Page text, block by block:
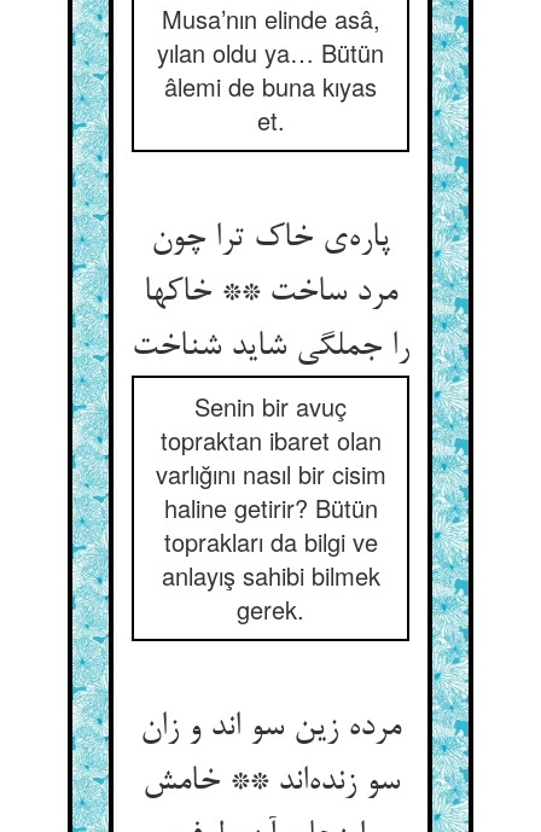
Musa’nın elinde asâ,
yılan oldu ya… Bütün
âlemi de buna kıyas
et.
پاره‌ی خاک ترا چون
مرد ساخت ** خاکها
را جملگی شاید شناخت
Senin bir avuç
topraktan ibaret olan
varlığını nasıl bir cisim
haline getirir? Bütün
toprakları da bilgi ve
anlayış sahibi bilmek
gerek.
مرده زین سو اند و زان
سو زنده‌اند ** خامش